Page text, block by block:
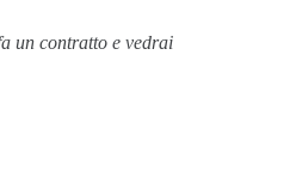
un contratto e vedrai